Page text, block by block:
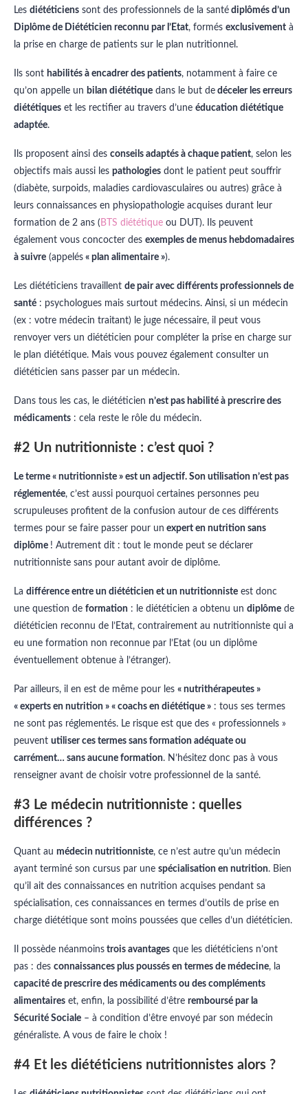
Les diététiciens sont des professionnels de la santé diplômés d’un
Diplôme de Diététicien reconnu par l’Etat, formés exclusivement à
la prise en charge de patients sur le plan nutritionnel.
Ils sont habilités à encadrer des patients, notamment à faire ce
qu’on appelle un bilan diététique dans le but de déceler les erreurs
diététiques et les rectifier au travers d’une éducation diététique
adaptée.
Ils proposent ainsi des conseils adaptés à chaque patient, selon les
objectifs mais aussi les pathologies dont le patient peut souffrir
(diabète, surpoids, maladies cardiovasculaires ou autres) grâce à
leurs connaissances en physiopathologie acquises durant leur
formation de 2 ans ( BTS diététique ou DUT). Ils peuvent
également vous concocter des exemples de menus hebdomadaires
à suivre (appelés « plan alimentaire »).
Les diététiciens travaillent de pair avec différents professionnels de
santé : psychologues mais surtout médecins. Ainsi, si un médecin
(ex : votre médecin traitant) le juge nécessaire, il peut vous
renvoyer vers un diététicien pour compléter la prise en charge sur
le plan diététique. Mais vous pouvez également consulter un
diététicien sans passer par un médecin.
Dans tous les cas, le diététicien n’est pas habilité à prescrire des
médicaments : cela reste le rôle du médecin.
#2 Un nutritionniste : c’est quoi ?
Le terme « nutritionniste » est un adjectif. Son utilisation n’est pas
réglementée, c’est aussi pourquoi certaines personnes peu
scrupuleuses profitent de la confusion autour de ces différents
termes pour se faire passer pour un expert en nutrition sans
diplôme ! Autrement dit : tout le monde peut se déclarer
nutritionniste sans pour autant avoir de diplôme.
La différence entre un diététicien et un nutritionniste est donc
une question de formation : le diététicien a obtenu un diplôme de
diététicien reconnu de l’Etat, contrairement au nutritionniste qui a
eu une formation non reconnue par l’Etat (ou un diplôme
éventuellement obtenue à l’étranger).
Par ailleurs, il en est de même pour les « nutrithérapeutes »
« experts en nutrition » « coachs en diététique » : tous ses termes
ne sont pas réglementés. Le risque est que des « professionnels »
peuvent utiliser ces termes sans formation adéquate ou
carrément… sans aucune formation. N’hésitez donc pas à vous
renseigner avant de choisir votre professionnel de la santé.
#3 Le médecin nutritionniste : quelles
différences ?
Quant au médecin nutritionniste, ce n’est autre qu’un médecin
ayant terminé son cursus par une spécialisation en nutrition. Bien
qu’il ait des connaissances en nutrition acquises pendant sa
spécialisation, ces connaissances en termes d’outils de prise en
charge diététique sont moins poussées que celles d’un diététicien.
Il possède néanmoins trois avantages que les diététiciens n’ont
pas : des connaissances plus poussés en termes de médecine, la
capacité de prescrire des médicaments ou des compléments
alimentaires et, enfin, la possibilité d’être remboursé par la
Sécurité Sociale – à condition d’être envoyé par son médecin
généraliste. A vous de faire le choix !
#4 Et les diététiciens nutritionnistes alors ?